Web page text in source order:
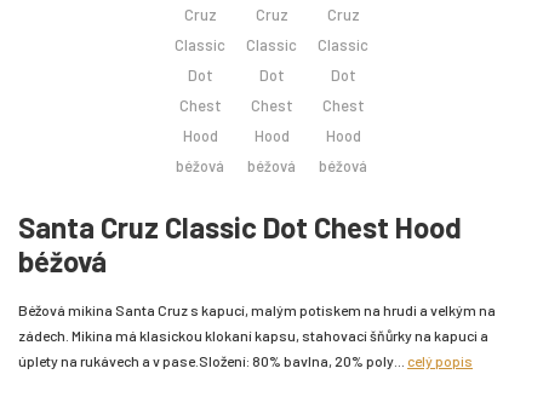
Santa Cruz Classic Dot Chest Hood
béžová
Béžová mikina Santa Cruz s kapucí, malým potiskem na hrudi a velkým na
zádech. Mikina má klasickou klokaní kapsu, stahovací šňůrky na kapuci a
úplety na rukávech a v pase.Složení: 80% bavlna, 20% poly... celý popis